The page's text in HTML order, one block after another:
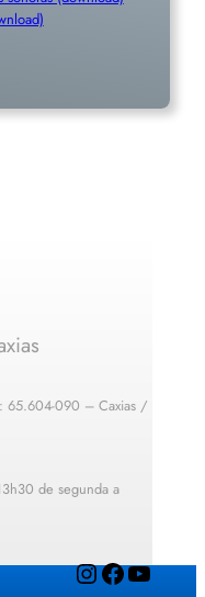
65.604-090 – Caxias /
de segunda a
InstagramFacebook YouTube